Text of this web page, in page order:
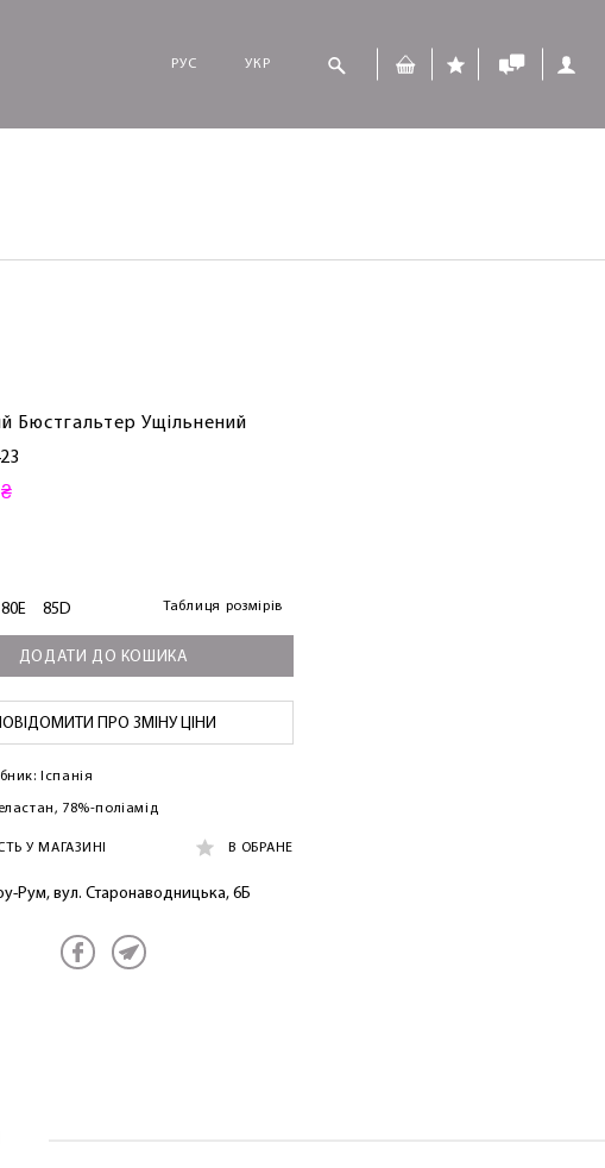
РУС УКР
Бюстгальтер Ущільнений
₴
80E 85D Таблиця розмірів
ДОДАТИ ДО КОШИКА
ПРО ЗМІНУ ЦІНИ
Іспанія
78%-поліамід
У МАГАЗИНІ В ОБРАНЕ
Рум, вул. Старонаводницька, 6Б